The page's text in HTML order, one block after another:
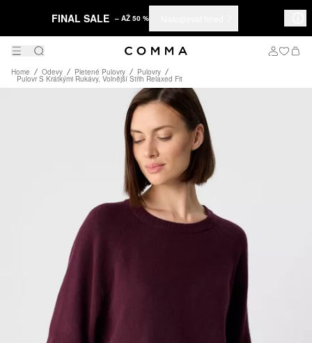
FINAL SALE – AŽ 50 %
Home Odevy Pletené Pulovry Pulovry
Pulovr S Krátkými Rukávy, Volnější Střih Relaxed Fit